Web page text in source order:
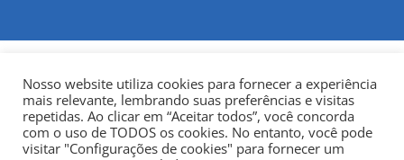
Nosso website utiliza cookies para fornecer a experiência
mais relevante, lembrando suas preferências e visitas
repetidas. Ao clicar em “Aceitar todos”, você concorda
com o uso de TODOS os cookies. No entanto, você pode
visitar "Configurações de cookies" para fornecer um